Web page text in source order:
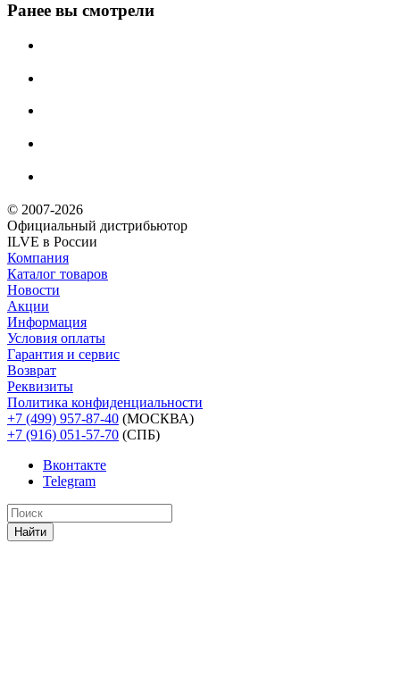
Ранее вы смотрели
© 2007-2026
Официальный дистрибьютoр
ILVE в России
Компания
Каталог товаров
Новости
Акции
Информация
Условия оплаты
Гарантия и сервис
Возврат
Реквизиты
Политика конфиденциальности
+7 (499) 957-87-40 (МОСКВА)
+7 (916) 051-57-70 (СПБ)
Вконтакте
Telegram
Найти